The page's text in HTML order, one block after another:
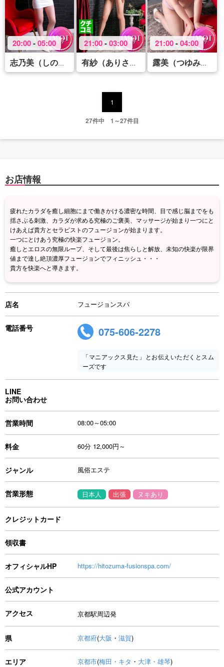
20:00-05:00
志乃美（しのみ） (43)
21:00-03:00
有紗（ありさ）
21:00-04:00
露美（つゆみ）
1
27件中 1～27件目
お店情報
疲れたカラダを癒し細胞にまで働きかける濃密な時間、目で感じ脳までをも
揺さぶる刺激、カラダが求める究極のご褒美、マッサージが始まり一つにと
けあえば貴方とセラピストのフュージョンが始まります。
一つにとけあう究極の快楽フュージョン。
癒しとエロスの無限ループ、そして最後は焦らしと解放、未知の快楽が限界
値まで達し絶頂濃厚フュージョンでフィニッシュ・・・
貴方を快楽へと導きます。
店名 フュージョンスパ
電話番号 075-606-2278
「マニアックス見た」とお伝えいただくとスム
ーズです
LINE
お問い合わせ
営業時間 08:00～05:00
料金 60分 12,000円～
ジャンル 風俗エステ
営業形態 日本人 出張 ヌキあり
クレジットカード
領収書
オフィシャルHP https://hitozuma-fusionspa.com/
公式アカウント
アクセス 京都駅周辺発
県 京都府(大阪 ・ 滋賀)
エリア 京都市(梅田・キタ ・ 大津・雄琴)